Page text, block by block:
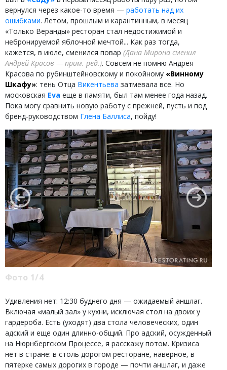
вернулся через какое-то время — работать над их
ошибками. Летом, прошлым и карантинным, в месяц
«Только Веранды» ресторан стал недостижимой и
небронируемой яблочной мечтой... Как раз тогда,
кажется, в июле, сменился повар Дана Мирона сменил
Андрей Красов
. Совсем не помню Андрея
Красова по рубинштейновскому и покойному «Винному
Шкафу»: тень Отца Викентьева затмевала все. Но
московская Eva еще в памяти, был там менее года назад.
Пока могу сравнить новую работу с прежней, пусть и под
бренд-руководством Глена Баллиса, пойду!
Фото 1/4
Удивления нет: 12:30 буднего дня — ожидаемый аншлаг.
Включая «малый зал» у кухни, исключая стол на двоих у
гардероба. Есть (уходят) два стола человеческих, один
адский и еще один длинно-общий. Про адский, осужденный
на Нюрнбергском Процессе, я расскажу потом. Кризиса
нет в стране: в столь дорогом ресторане, наверное, в
пятерке самых дорогих в городе — почти аншлаг, и даже